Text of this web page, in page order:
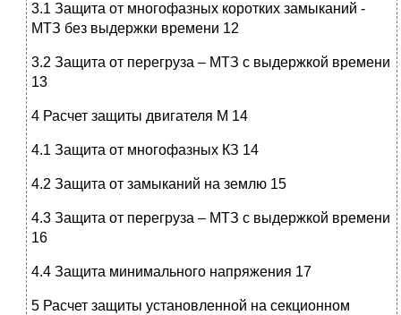
3.1 Защита от многофазных коротких замыканий -
МТЗ без выдержки времени 12
3.2 Защита от перегруза – МТЗ с выдержкой времени
13
4 Расчет защиты двигателя М 14
4.1 Защита от многофазных КЗ 14
4.2 Защита от замыканий на землю 15
4.3 Защита от перегруза – МТЗ с выдержкой времени
16
4.4 Защита минимального напряжения 17
5 Расчет защиты установленной на секционном